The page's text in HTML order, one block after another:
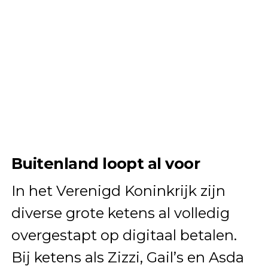
Buitenland loopt al voor
In het Verenigd Koninkrijk zijn
diverse grote ketens al volledig
overgestapt op digitaal betalen.
Bij ketens als Zizzi, Gail’s en Asda